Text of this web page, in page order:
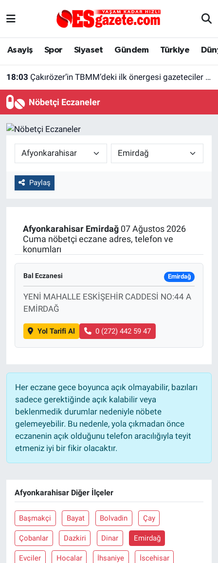
Asayiş Spor Siyaset Gündem Türkiye
18:03 Çakırözer’in TBMM’deki ilk önergesi gazeteciler için
Nöbetçi Eczaneler
Paylaş
Afyonkarahisar Emirdağ07 Ağustos 2026
Cuma nöbetçi eczane adres, telefon ve
konumları
Bal Eczanesi Emirdağ
YENİ MAHALLE ESKİŞEHİR CADDESİ NO:44 A
EMİRDAĞ
Yol Tarifi Al 0 (272) 442 59 47
Her eczane gece boyunca açık olmayabilir, bazıları
sadece gerektiğinde açık kalabilir veya
beklenmedik durumlar nedeniyle nöbete
gelemeyebilir. Bu nedenle, yola çıkmadan önce
eczanenin açık olduğunu telefon aracılığıyla teyit
etmeniz iyi bir fikir olacaktır.
Afyonkarahisar Diğer İlçeler
Başmakçi Bayat Bolvadin Çay
Çobanlar Dazkiri Dinar Emirdağ
Evciler Hocalar İhsaniye İscehisar
Asayiş
Türkiye
Dünya
Sağlık
Yaşam
Eskişehir Arşivi
Röportaj
Ekonomi
Politika
Bilecik
Kütahya
Gezi
Genel
Yerel
Magazin
Bilim ve Teknoloji
Eskişehir Nöbetçi Eczaneler
Tüm Manşetler
Son Dakika Haberleri
Haber Arşivi